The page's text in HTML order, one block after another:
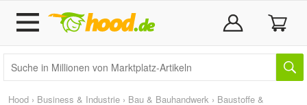
Hood › Business & Industrie › Bau & Bauhandwerk › Baustoffe &